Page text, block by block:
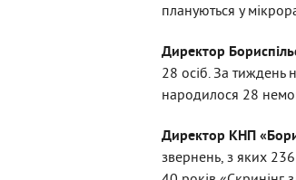
плануються у
Директор
28 осіб. За тиждень
народилося 28
Директор КНП
звернень, з яких